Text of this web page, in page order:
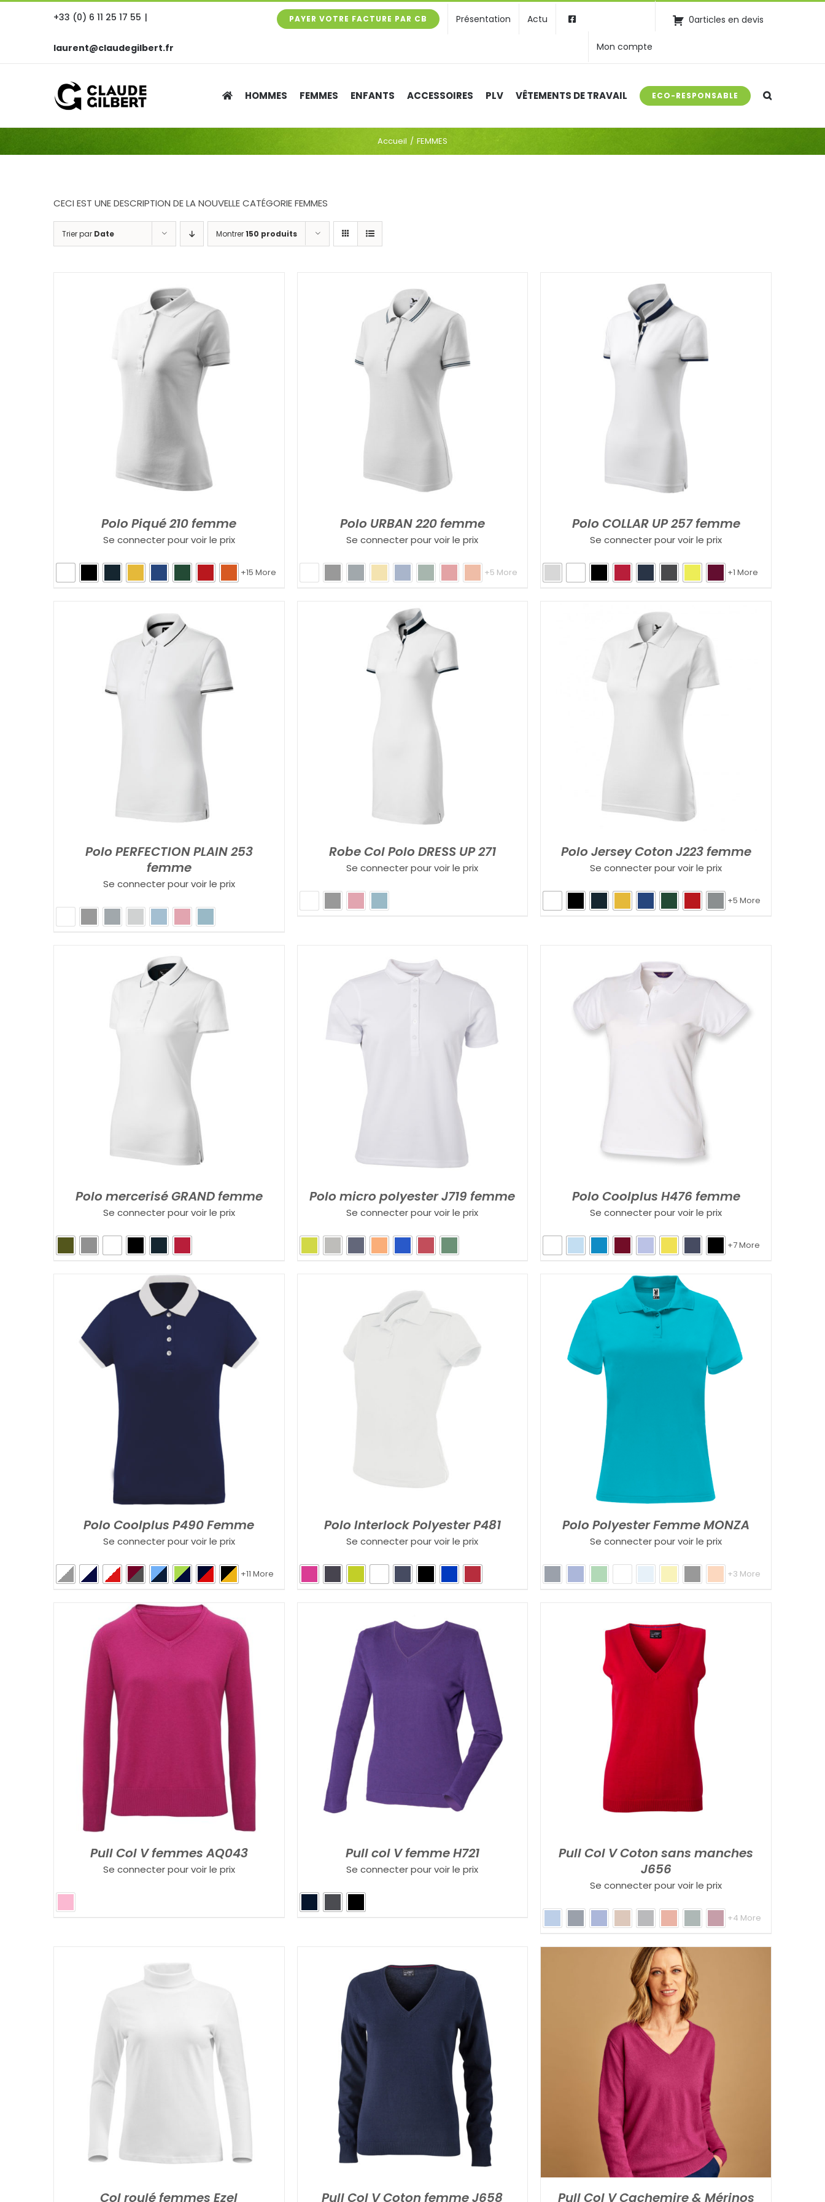
+33 (0) 6 11 25 17 55 |
laurent@claudegilbert.fr
PAYER VOTRE FACTURE PAR CB Présentation Actu 0articles en devis
Mon compte
HOMMES FEMMES ENFANTS ACCESSOIRES PLV VÊTEMENTS DE TRAVAIL ECO-RESPONSABLE
Accueil FEMMES
CECI EST UNE DESCRIPTION DE LA NOUVELLE CATÉGORIE FEMMES
Trier par Date Montrer150 produits
Polo Piqué 210 femme
Se connecter pour voir le prix
+15 More
Polo URBAN 220 femme
Se connecter pour voir le prix
+5 More
Polo COLLAR UP 257 femme
Se connecter pour voir le prix
+1 More
Polo PERFECTION PLAIN 253
femme
Se connecter pour voir le prix
Robe Col Polo DRESS UP 271
Se connecter pour voir le prix
Polo Jersey Coton J223 femme
Se connecter pour voir le prix
+5 More
Polo mercerisé GRAND femme
Se connecter pour voir le prix
Polo micro polyester J719 femme
Se connecter pour voir le prix
Polo Coolplus H476 femme
Se connecter pour voir le prix
+7 More
Polo Coolplus P490 Femme
Se connecter pour voir le prix
+11 More
Polo Interlock Polyester P481
Se connecter pour voir le prix
Polo Polyester Femme MONZA
Se connecter pour voir le prix
+3 More
Pull Col V femmes AQ043
Se connecter pour voir le prix
Pull col V femme H721
Se connecter pour voir le prix
Pull Col V Coton sans manches
J656
Se connecter pour voir le prix
+4 More
Col roulé femmes Ezel Pull Col V Coton femme J658 Pull Col V Cachemire & Mérinos